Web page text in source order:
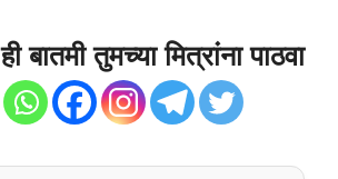
ही बातमी तुमच्या मित्रांना पाठवा